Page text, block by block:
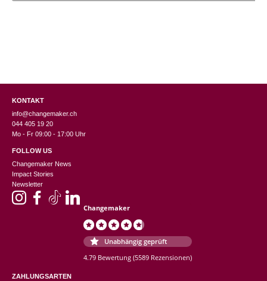
KONTAKT
info@changemaker.ch
044 405 19 20
Mo - Fr 09:00 - 17:00 Uhr
FOLLOW US
Changemaker News
Impact Stories
Newsletter
Changemaker
Unabhängig geprüft
4.79 Bewertung (5589 Rezensionen)
ZAHLUNGSARTEN